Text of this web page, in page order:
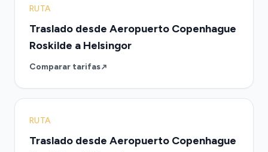
RUTA
Traslado desde Aeropuerto Copenhague
Roskilde a Helsingor
Comparar tarifas
RUTA
Traslado desde Aeropuerto Copenhague